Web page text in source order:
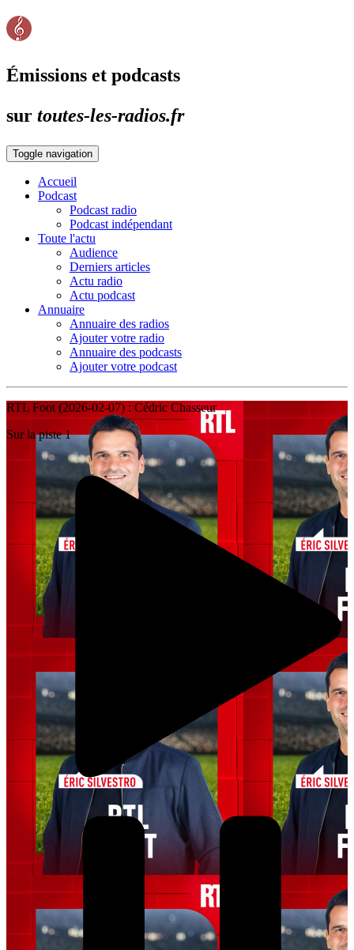
Émissions et podcasts
sur toutes-les-radios.fr
Toggle navigation
Accueil
Podcast
Podcast radio
Podcast indépendant
Toute l'actu
Audience
Derniers articles
Actu radio
Actu podcast
Annuaire
Annuaire des radios
Ajouter votre radio
Annuaire des podcasts
Ajouter votre podcast
RTL Foot (2026-02-07) : Cédric Chasseur
Sur la piste 1